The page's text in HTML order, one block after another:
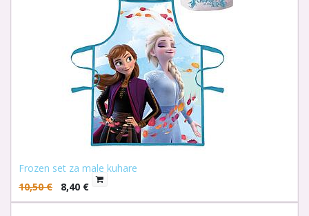
Frozen set za male kuhare
10,50€ 8,40 €